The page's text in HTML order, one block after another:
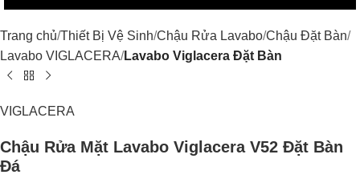
Trang chủ Thiết Bị Vệ Sinh Chậu Rửa Lavabo Chậu Đặt Bàn
Lavabo VIGLACERA Lavabo Viglacera Đặt Bàn
VIGLACERA
Chậu Rửa Mặt Lavabo Viglacera V52 Đặt Bàn
Đá